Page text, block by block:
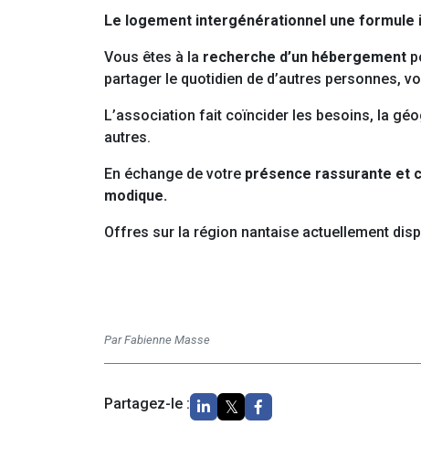
Le logement intergénérationnel une
Vous êtes à la recherche d’un hébergement
partager le quotidien de d’autres personnes,
L’association fait coïncider les besoins, la
autres.
En échange de votre présence rassurante et
modique.
Offres sur la région nantaise actuellement
Par Fabienne Masse
Partagez-le :